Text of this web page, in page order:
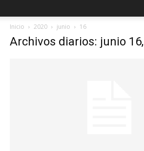
Inicio 2020 junio 16
Archivos diarios: junio